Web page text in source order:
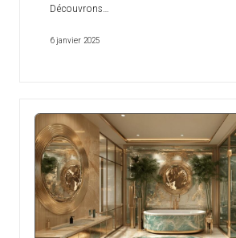
Découvrons…
6 janvier 2025